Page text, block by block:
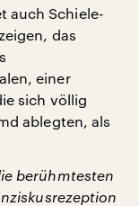
auch Schiele-
das
einer
sich völlig
ablegten, als
berühmtesten